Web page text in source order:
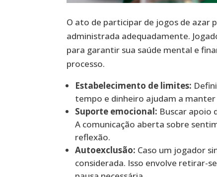
O ato de participar de jogos de azar
administrada adequadamente.
para garantir sua saúde mental e
processo.
Estabelecimento de limites:
tempo e dinheiro ajudam a
Suporte emocional: Buscar apoio
A comunicação aberta sobre
reflexão.
Autoexclusão: Caso um jogador
considerada. Isso envolve retirar-